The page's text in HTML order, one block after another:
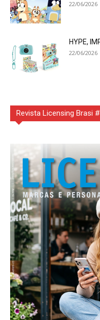
22/06/2026
HYPE,
22/06/2026
Revista Licensing Brasi